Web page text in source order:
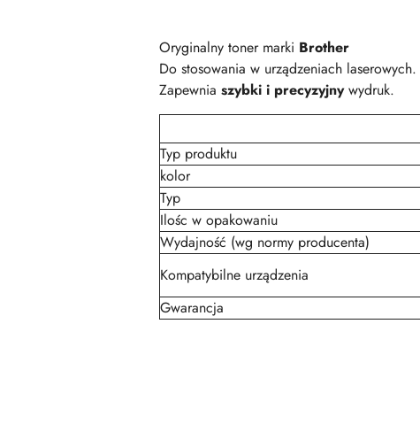
Oryginalny toner marki Brother
Do stosowania w urządzeniach laserowych.
Zapewnia szybki i precyzyjnywydruk.
Typ produktu
kolor
Typ
Ilośc w opakowaniu
Wydajność (wg normy producenta)
Kompatybilne urządzenia
Gwarancja